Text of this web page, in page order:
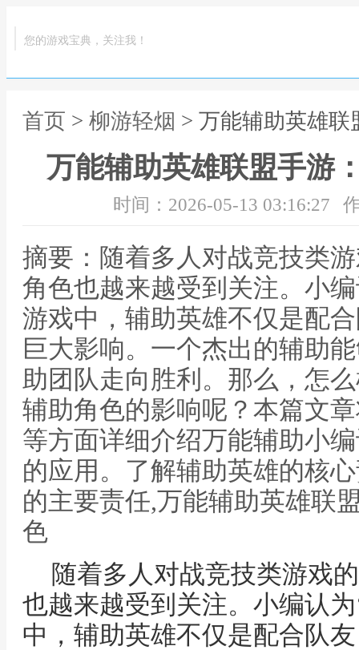
您的游戏宝典，关注我！
首页 > 柳游轻烟 > 万能辅助英雄
万能辅助英雄联盟手游
时间：2026-05-13 03:16:27
摘要：随着多人对战竞技类
角色也越来越受到关注。小
游戏中，辅助英雄不仅是配
巨大影响。一个杰出的辅助
助团队走向胜利。那么，怎
辅助角色的影响呢？本篇文
等方面详细介绍万能辅助小
的应用。了解辅助英雄的核
的主要责任,万能辅助英雄联
色
随着多人对战竞技类游戏
也越来越受到关注。小编认
中，辅助英雄不仅是配合队